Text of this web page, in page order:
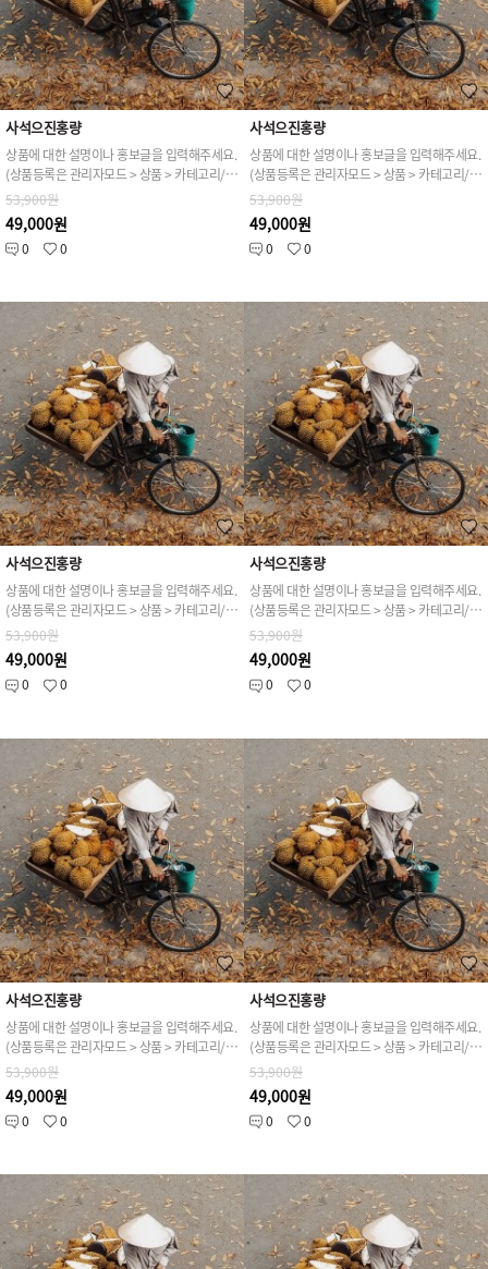
사석으진홍량
상품에 대한 설명이나 홍보글을 입력해주세요.
(상품등록은 관리자모드 > 상품 > 카테고리/상품관리 > 상품등록 가능)
53,900원
49,000원
0 0
사석으진홍량
상품에 대한 설명이나 홍보글을 입력해주세요.
(상품등록은 관리자모드 > 상품 > 카테고리/상품관리 > 상품등록 가능)
53,900원
49,000원
0 0
사석으진홍량
상품에 대한 설명이나 홍보글을 입력해주세요.
(상품등록은 관리자모드 > 상품 > 카테고리/상품관리 > 상품등록 가능)
53,900원
49,000원
0 0
사석으진홍량
상품에 대한 설명이나 홍보글을 입력해주세요.
(상품등록은 관리자모드 > 상품 > 카테고리/상품관리 > 상품등록 가능)
53,900원
49,000원
0 0
사석으진홍량
상품에 대한 설명이나 홍보글을 입력해주세요.
(상품등록은 관리자모드 > 상품 > 카테고리/상품관리 > 상품등록 가능)
53,900원
49,000원
0 0
사석으진홍량
상품에 대한 설명이나 홍보글을 입력해주세요.
(상품등록은 관리자모드 > 상품 > 카테고리/상품관리 > 상품등록 가능)
53,900원
49,000원
0 0